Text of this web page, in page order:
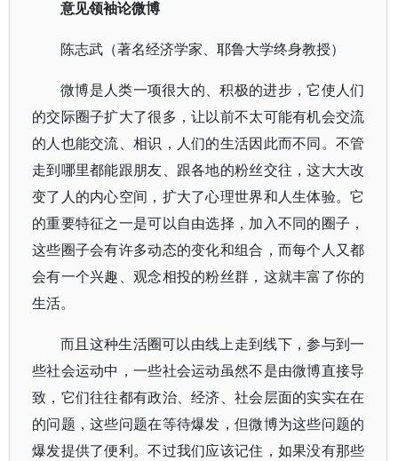
意见领袖论微博
陈志武（著名经济学家、耶鲁大学终身教授）
微博是人类一项很大的、积极的进步，它使人们
的交际圈子扩大了很多，让以前不太可能有机会交流
的人也能交流、相识，人们的生活因此而不同。不管
走到哪里都能跟朋友、跟各地的粉丝交往，这大大改
变了人的内心空间，扩大了心理世界和人生体验。它
的重要特征之一是可以自由选择，加入不同的圈子，
这些圈子会有许多动态的变化和组合，而每个人又都
会有一个兴趣、观念相投的粉丝群，这就丰富了你的
生活。
而且这种生活圈可以由线上走到线下，参与到一
些社会运动中，一些社会运动虽然不是由微博直接导
致，它们往往都有政治、经济、社会层面的实实在在
的问题，这些问题在等待爆发，但微博为这些问题的
爆发提供了便利。不过我们应该记住，如果没有那些